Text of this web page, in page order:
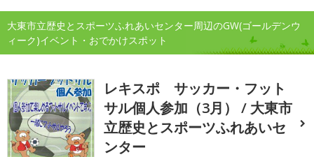
大東市立歴史とスポーツふれあいセンター周辺のGW(ゴールデンウ
ィーク)イベント・おでかけスポット
レキスポ サッカー・フット
サル個人参加（3月） / 大東市
立歴史とスポーツふれあいセ
ンター